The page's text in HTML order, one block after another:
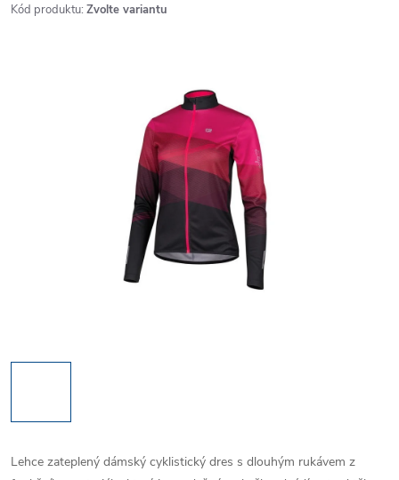
Kód produktu: Zvolte variantu
Lehce zateplený dámský cyklistický dres s dlouhým rukávem z